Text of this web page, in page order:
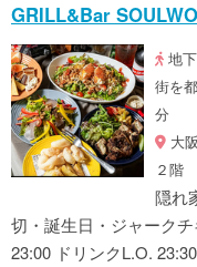
GRILL&Bar
地
街を
分
大
２階
隠れ
切・誕生日・ジャーク
23:00 ドリンクL.O.